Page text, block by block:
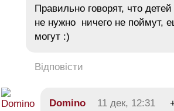
Правильно говорят, что
не нужно ничего не поймут,
могут :)
Відповісти
Domino 11 дек, 12:31